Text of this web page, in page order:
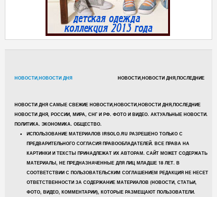
НОВОСТИ,НОВОСТИ ДНЯ НОВОСТИ,НОВОСТИ ДНЯ,ПОСЛЕДНИЕ
НОВОСТИ ДНЯ САМЫЕ СВЕЖИЕ НОВОСТИ,НОВОСТИ,НОВОСТИ ДНЯ,ПОСЛЕДНИЕ
НОВОСТИ ДНЯ, РОССИИ, МИРА, СНГ И РФ. ФОТО И ВИДЕО. АКТУАЛЬНЫЕ НОВОСТИ.
ПОЛИТИКА. ЭКОНОМИКА. ОБЩЕСТВО.
ИСПОЛЬЗОВАНИЕ МАТЕРИАЛОВ IRSOLO.RU РАЗРЕШЕНО ТОЛЬКО С
ПРЕДВАРИТЕЛЬНОГО СОГЛАСИЯ ПРАВООБЛАДАТЕЛЕЙ. ВСЕ ПРАВА НА
КАРТИНКИ И ТЕКСТЫ ПРИНАДЛЕЖАТ ИХ АВТОРАМ. САЙТ МОЖЕТ СОДЕРЖАТЬ
МАТЕРИАЛЫ, НЕ ПРЕДНАЗНАЧЕННЫЕ ДЛЯ ЛИЦ МЛАДШЕ 18 ЛЕТ. В
СООТВЕТСТВИИ С ПОЛЬЗОВАТЕЛЬСКИМ СОГЛАШЕНИЕМ РЕДАКЦИЯ НЕ НЕСЕТ
ОТВЕТСТВЕННОСТИ ЗА СОДЕРЖАНИЕ МАТЕРИАЛОВ (НОВОСТИ, СТАТЬИ,
ФОТО, ВИДЕО, КОММЕНТАРИИ), КОТОРЫЕ РАЗМЕЩАЮТ ПОЛЬЗОВАТЕЛИ.